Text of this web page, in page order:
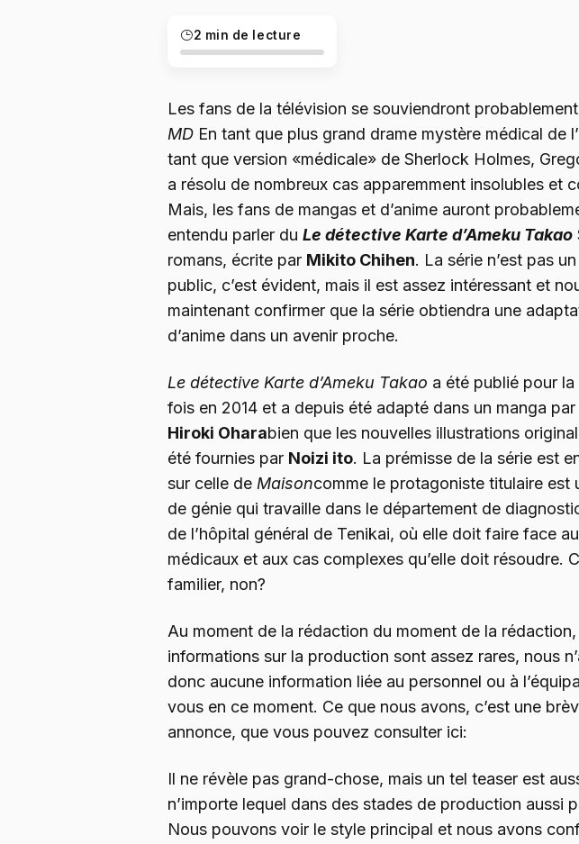
2 min de lecture
Les fans de la télévision se souviendront probablement
MD En tant que plus grand drame mystère médical de
tant que version «médicale» de Sherlock Holmes,
a résolu de nombreux cas apparemment insolubles et
Mais, les fans de mangas et d’anime auront
entendu parler du Le détective Karte d’Ameku Takao
romans, écrite par Mikito Chihen. La série n’est pas
public, c’est évident, mais il est assez intéressant et
maintenant confirmer que la série obtiendra une
d’anime dans un avenir proche.
Le détective Karte d’Ameku Takao a été publié pour la
fois en 2014 et a depuis été adapté dans un manga
Hiroki Oharabien que les nouvelles illustrations
été fournies par Noizi ito. La prémisse de la série est
sur celle de Maisoncomme le protagoniste titulaire est
de génie qui travaille dans le département de
de l’hôpital général de Tenikai, où elle doit faire face
médicaux et aux cas complexes qu’elle doit résoudre.
familier, non?
Au moment de la rédaction du moment de la rédaction,
informations sur la production sont assez rares, nous
donc aucune information liée au personnel ou à
vous en ce moment. Ce que nous avons, c’est une
annonce, que vous pouvez consulter ici:
Il ne révèle pas grand-chose, mais un tel teaser est
n’importe lequel dans des stades de production aussi
Nous pouvons voir le style principal et nous avons